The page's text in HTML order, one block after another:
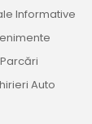
Informative
Parcări
Auto